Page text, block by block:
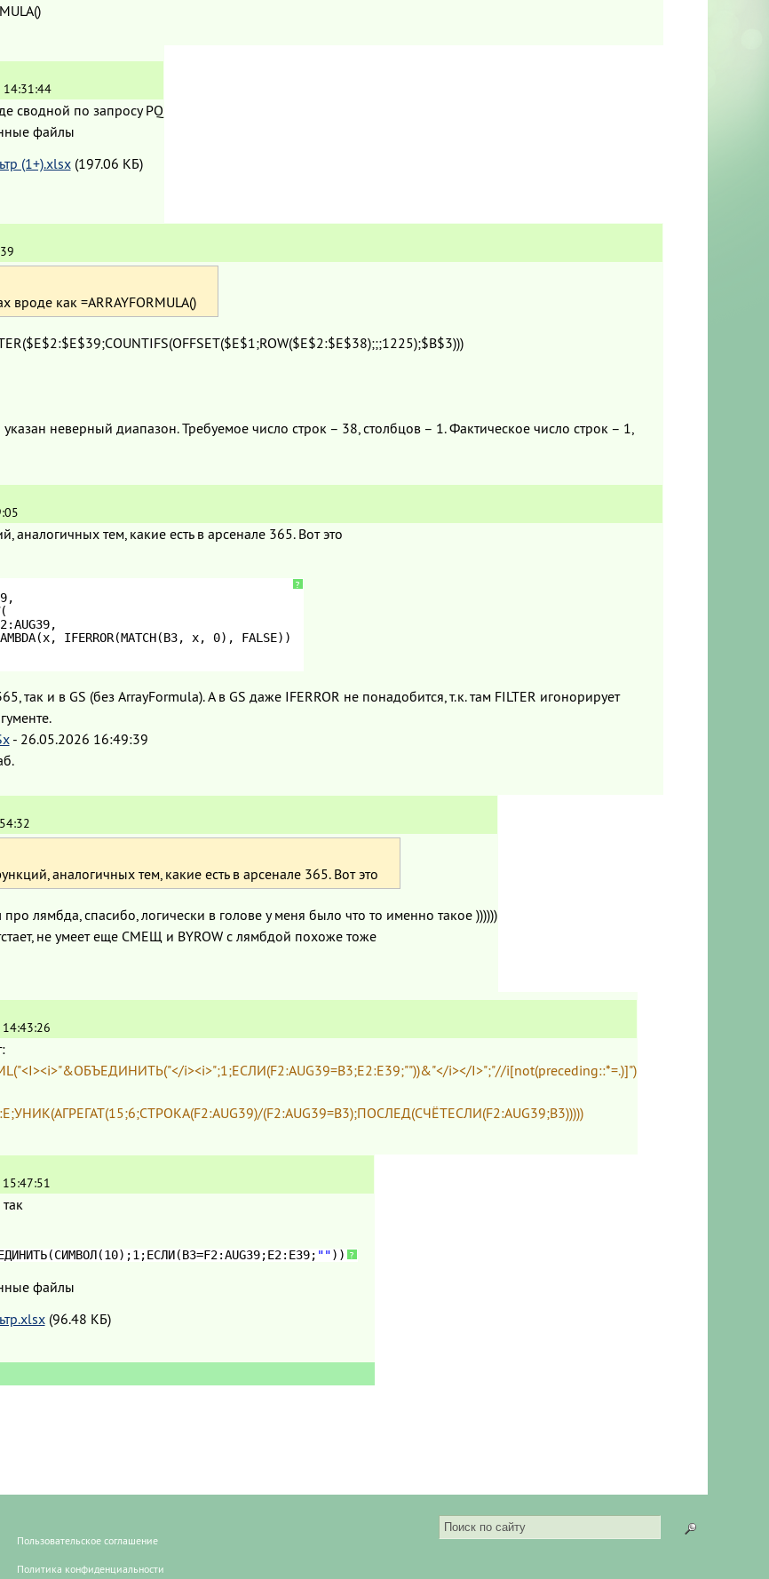
14:31:44
сводной по запросу PQ
файлы
(1+).xlsx (197.06 КБ)
вроде как =ARRAYFORMULA()
неверный диапазон. Требуемое число строк – 38, столбцов – 1. Фактическое число строк – 1,
аналогичных тем, какие есть в арсенале 365. Вот это
?
IFERROR(MATCH(B3, x, 0), FALSE))
так и в GS (без ArrayFormula). А в GS даже IFERROR не понадобится, т.к. там FILTER игонорирует
- 26.05.2026 16:49:39
аналогичных тем, какие есть в арсенале 365. Вот это
лямбда, спасибо, логически в голове у меня было что то именно такое ))))))
не умеет еще СМЕЩ и BYROW с лямбдой похоже тоже
i><i>";1;ЕСЛИ(F2:AUG39=B3;E2:E39;""))&"</i></I>";"//i[not(preceding::*=.)]")
(F2:AUG39=B3);ПОСЛЕД(СЧЁТЕСЛИ(F2:AUG39;B3)))))
?
""))
файлы
(96.48 КБ)
Пользовательское соглашение
Политика конфиденциальности